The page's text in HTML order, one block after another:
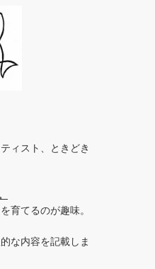
ィスト、ときどき
育てるのが趣味。
な内容を記載しま